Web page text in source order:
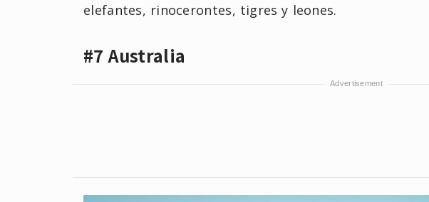
elefantes, rinocerontes, tigres y leones.
#7 Australia